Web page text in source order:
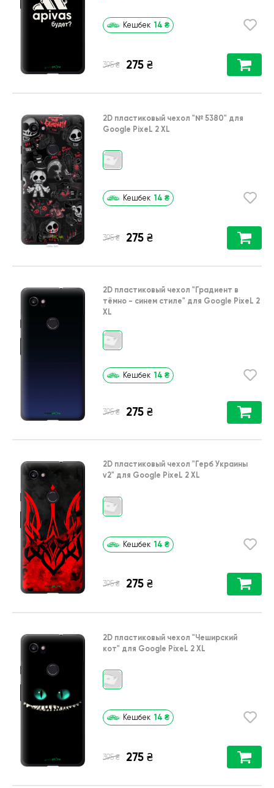
Кешбек 14 ₴
395 ₴ 275 ₴
2D пластиковый чехол "№ 5380" для
Google PixeL 2 XL
Кешбек 14 ₴
395 ₴ 275 ₴
2D пластиковый чехол "Градиент в
тёмно - синем стиле" для Google PixeL 2
XL
Кешбек 14 ₴
395 ₴ 275 ₴
2D пластиковый чехол "Герб Украины
v2" для Google PixeL 2 XL
Кешбек 14 ₴
395 ₴ 275 ₴
2D пластиковый чехол "Чеширский
кот" для Google PixeL 2 XL
Кешбек 14 ₴
395 ₴ 275 ₴